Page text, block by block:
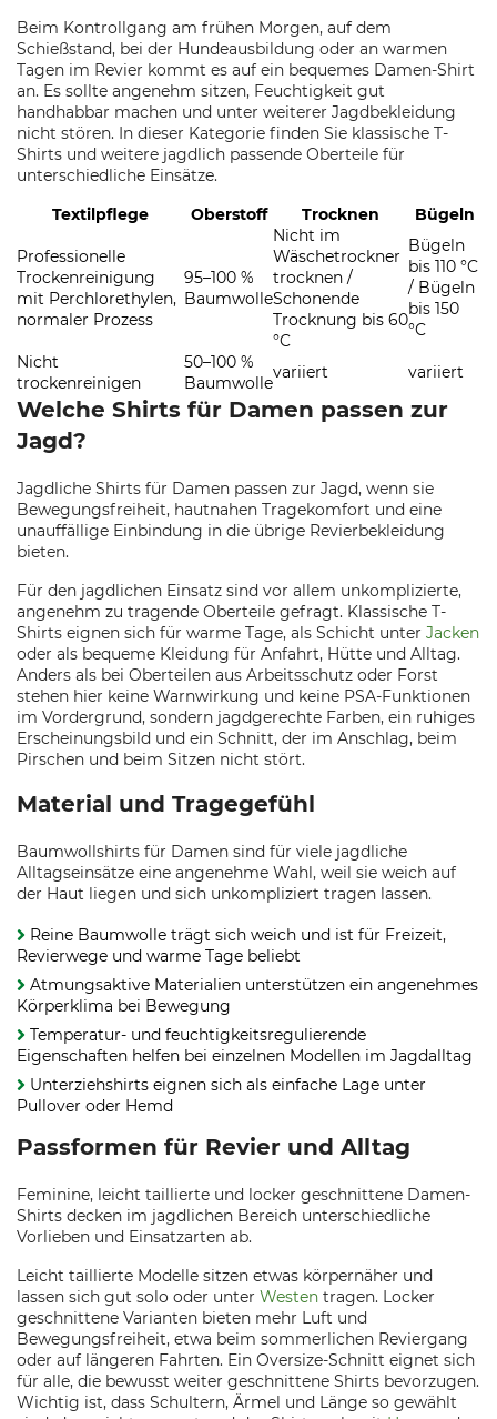
Beim Kontrollgang am frühen Morgen, auf dem
Schießstand, bei der Hundeausbildung oder an warmen
Tagen im Revier kommt es auf ein bequemes Damen-Shirt
an. Es sollte angenehm sitzen, Feuchtigkeit gut
handhabbar machen und unter weiterer Jagdbekleidung
nicht stören. In dieser Kategorie finden Sie klassische T-
Shirts und weitere jagdlich passende Oberteile für
unterschiedliche Einsätze.
Textilpflege
Oberstoff Trocknen Bügeln
Professionelle
Trockenreinigung
mit Perchlorethylen,
normaler Prozess
95–100 %
Baumwolle
Nicht im
Wäschetrockner
trocknen /
Schonende
Trocknung bis 60
°C
Bügeln
bis 110 °C
/ Bügeln
bis 150
°C
Nicht
trockenreinigen
50–100 %
Baumwolle
variiert variiert
Welche Shirts für Damen passen zur
Jagd?
Jagdliche Shirts für Damen passen zur Jagd, wenn sie
Bewegungsfreiheit, hautnahen Tragekomfort und eine
unauffällige Einbindung in die übrige Revierbekleidung
bieten.
Für den jagdlichen Einsatz sind vor allem unkomplizierte,
angenehm zu tragende Oberteile gefragt. Klassische T-
Shirts eignen sich für warme Tage, als Schicht unter Jacken
oder als bequeme Kleidung für Anfahrt, Hütte und Alltag.
Anders als bei Oberteilen aus Arbeitsschutz oder Forst
stehen hier keine Warnwirkung und keine PSA-Funktionen
im Vordergrund, sondern jagdgerechte Farben, ein ruhiges
Erscheinungsbild und ein Schnitt, der im Anschlag, beim
Pirschen und beim Sitzen nicht stört.
Material und Tragegefühl
Baumwollshirts für Damen sind für viele jagdliche
Alltagseinsätze eine angenehme Wahl, weil sie weich auf
der Haut liegen und sich unkompliziert tragen lassen.
Reine Baumwolle trägt sich weich und ist für Freizeit,
Revierwege und warme Tage beliebt
Atmungsaktive Materialien unterstützen ein angenehmes
Körperklima bei Bewegung
Temperatur- und feuchtigkeitsregulierende
Eigenschaften helfen bei einzelnen Modellen im Jagdalltag
Unterziehshirts eignen sich als einfache Lage unter
Pullover oder Hemd
Passformen für Revier und Alltag
Feminine, leicht taillierte und locker geschnittene Damen-
Shirts decken im jagdlichen Bereich unterschiedliche
Vorlieben und Einsatzarten ab.
Leicht taillierte Modelle sitzen etwas körpernäher und
lassen sich gut solo oder unter Westen tragen. Locker
geschnittene Varianten bieten mehr Luft und
Bewegungsfreiheit, etwa beim sommerlichen Reviergang
oder auf längeren Fahrten. Ein Oversize-Schnitt eignet sich
für alle, die bewusst weiter geschnittene Shirts bevorzugen.
Wichtig ist, dass Schultern, Ärmel und Länge so gewählt